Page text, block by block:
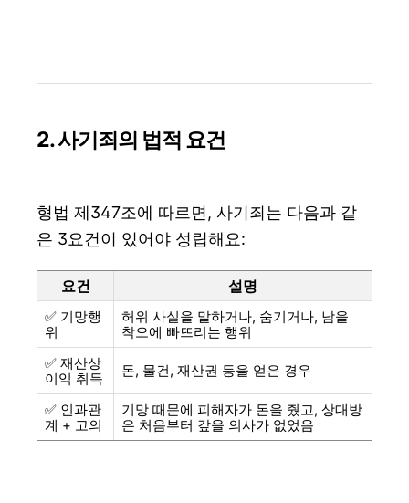
2. 사기죄의 법적 요건
형법 제347조에 따르면, 사기죄는 다음과 같
은 3요건이 있어야 성립해요:
요건 설명
✅ 기망행
위
허위 사실을 말하거나, 숨기거나, 남을
착오에 빠뜨리는 행위
✅ 재산상
이익 취득
돈, 물건, 재산권 등을 얻은 경우
✅ 인과관
계 + 고의
기망 때문에 피해자가 돈을 줬고, 상대방
은 처음부터 갚을 의사가 없었음